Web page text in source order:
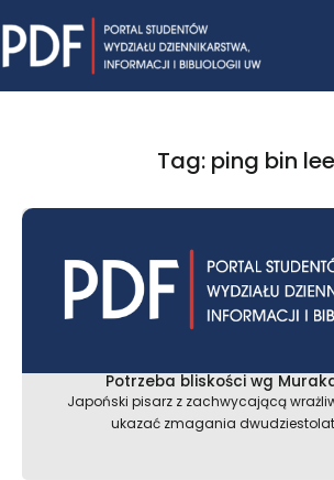
to
content
Tag: ping bin lee
Potrzeba bliskości wg
Japoński pisarz z zachwycającą
ukazać zmagania